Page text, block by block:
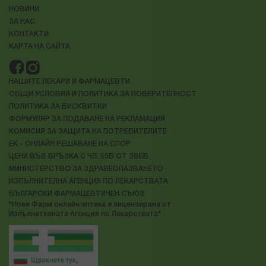
В Aptekanove.bg държим на качеството и проверените
марки.
продукти на световноизвестни и доказали се брандове
от следните категории:
Козметика : Смеем да твърдим, че това е най-
силната ни страна - козметиката! Истински се
вълнуваме от нея и именно това ни мотивира винаги
да сме добре заредени с най-качествените
кремове, лосиони, грижа за лице, коса и кожа,
гримове, устна хигиена и още хиляди артикули в
нашата е-аптека, на които редовно правим
промоции с повод и без повод.
Хранителни добавки:Грижата за здравето на
цялото семейство е нелека и отговорна задача. Ние
проверени био храни и хранителни добавки. Горди
сме да споделим, че богатото разнообразие от
НОВИНИ
ЗА НАС
КОНТАКТИ
КАРТА НА САЙТА
НАШИТЕ ЛЕКАРИ И ФАРМАЦЕВТИ
ОБЩИ УСЛОВИЯ И ПОЛИТИКА ЗА ПОВЕРИТЕЛНОСТ
ПОЛИТИКА ЗА БИСКВИТКИ
ФОРМУЛЯР ЗА ПОДАВАНЕ НА РЕКЛАМАЦИЯ
КОМИСИЯ ЗА ЗАЩИТА НА ПОТРЕБИТЕЛИТЕ
ЕК - ОНЛАЙН РЕШАВАНЕ НА СПОР
ЦЕНИ ВЪВ ВРЪЗКА С ЧЛ. 55Б ОТ ЗВЕБ
МИНИСТЕРСТВО ЗА ЗДРАВЕОПАЗВАНЕТО
ИЗПЪЛНИТЕЛНА АГЕНЦИЯ ПО ЛЕКАРСТВАТА
БЪЛГАРСКИ ФАРМАЦЕВТИЧЕН СЪЮЗ
"Нове Фарм онлайн аптека е лицензирана от
Изпълнителната Агенция по Лекарствата"